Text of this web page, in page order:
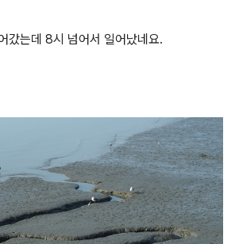
갔는데 8시 넘어서 일어났네요.